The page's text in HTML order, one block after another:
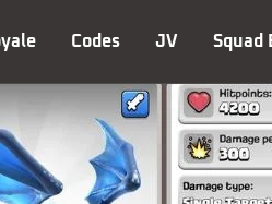
Codes JV Squad